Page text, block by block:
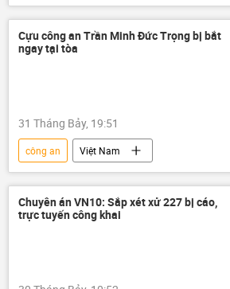
Xã hội
trục xuất
bị trục xuất
Chính trị
Hoa Kỳ
Pháp luật
Nội Bài
Cựu công an Trần Minh Đức Trọng bị bắt
ngay tại tòa
31 Tháng Bảy, 19:51
công an
Việt Nam
Bộ Công an Việt Nam
Tòa án
Campuchia
luật hình sự
Thành phố Hồ Chí Minh
Chuyên án VN10: Sắp xét xử 227 bị cáo,
trực tuyến công khai